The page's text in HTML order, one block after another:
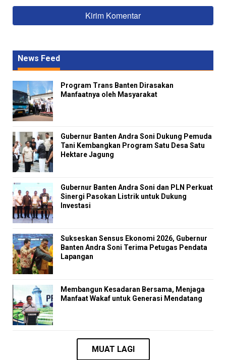
News Feed
Program Trans Banten Dirasakan
Manfaatnya oleh Masyarakat
Gubernur Banten Andra Soni Dukung Pemuda
Tani Kembangkan Program Satu Desa Satu
Hektare Jagung
Gubernur Banten Andra Soni dan PLN Perkuat
Sinergi Pasokan Listrik untuk Dukung
Investasi
Sukseskan Sensus Ekonomi 2026, Gubernur
Banten Andra Soni Terima Petugas Pendata
Lapangan
Membangun Kesadaran Bersama, Menjaga
Manfaat Wakaf untuk Generasi Mendatang